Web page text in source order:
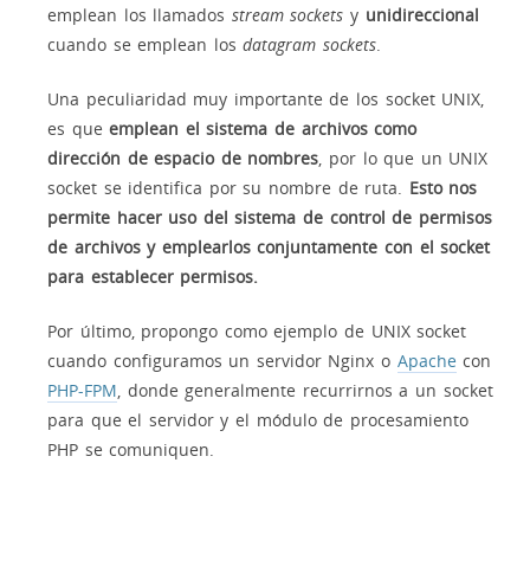
emplean los llamados stream sockets y unidireccional
cuando se emplean losdatagram sockets.
Una peculiaridad muy importante de los socket UNIX,
es queemplean el sistema de archivos como
dirección de espacio de nombres, por lo que un UNIX
socket se identifica por su nombre de ruta. Esto nos
permite hacer uso del sistema de control de permisos
de archivos y emplearlos conjuntamente con el socket
para establecer permisos.
Por último, propongo como ejemplo de UNIX socket
cuando configuramos un servidor Nginx o Apache con
PHP-FPM, donde generalmente recurrirnos a un socket
para que el servidor y el módulo de procesamiento
PHP se comuniquen.